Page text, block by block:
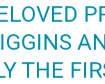
THE